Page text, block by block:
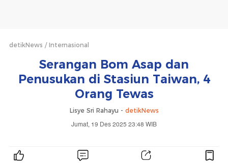
detikNews Internasional
Serangan Bom Asap dan
Penusukan di Stasiun Taiwan, 4
Orang Tewas
Lisye Sri Rahayu - detikNews
Jumat, 19 Des 2025 23:48 WIB